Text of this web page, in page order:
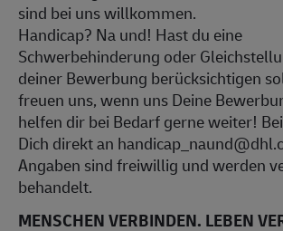
sind bei uns willkommen.
Handicap? Na und! Hast du eine
Schwerbehinderung oder
deiner Bewerbung berücksichtigen
freuen uns, wenn uns Deine
helfen dir bei Bedarf gerne weiter!
Dich direkt an
Angaben sind freiwillig und werden
behandelt.
MENSCHEN VERBINDEN. LEBEN